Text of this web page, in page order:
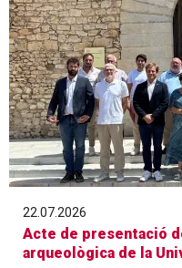
22.07.2026
Acte de presentació
arqueològica de la